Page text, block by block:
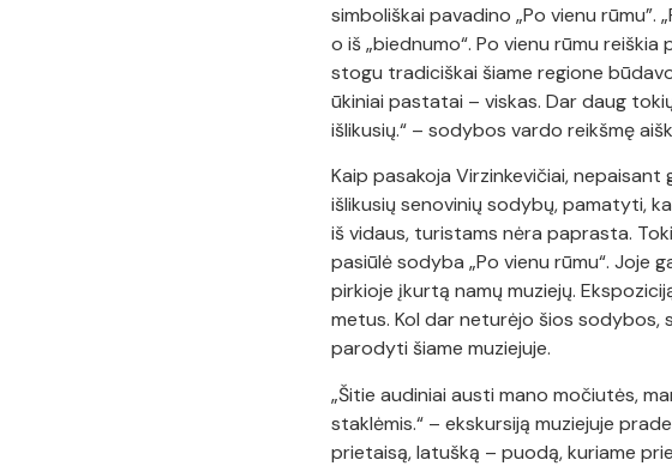
simboliškai pavadino „Po vienu rūmu”.
o iš „biednumo“. Po vienu rūmu reiškia
stogu tradiciškai šiame regione
ūkiniai pastatai – viskas. Dar daug
išlikusių.“ – sodybos vardo reikšmę
Kaip pasakoja Virzinkevičiai, nepaisant
išlikusių senovinių sodybų, pamatyti,
iš vidaus, turistams nėra paprasta.
pasiūlė sodyba „Po vienu rūmu“. Joje
pirkioje įkurtą namų muziejų.
metus. Kol dar neturėjo šios sodybos,
parodyti šiame muziejuje.
„Šitie audiniai austi mano močiutės,
staklėmis.“ – ekskursiją muziejuje
prietaisą, latušką – puodą, kuriame